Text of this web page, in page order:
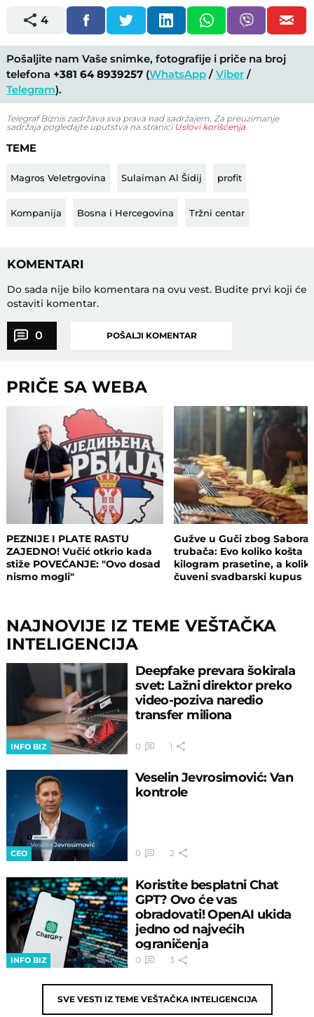
4
Pošaljite nam Vaše snimke, fotografije i priče na broj
telefona +381 64 8939257 (WhatsApp /Viber /
Telegram).
Telegraf Biznis zadržava sva prava nad sadržajem. Za preuzimanje
sadržaja pogledajte uputstva na stranici Uslovi korišćenja
TEME
Magros Veletrgovina Sulaiman Al Šidij profit
Kompanija Bosna i Hercegovina Tržni centar
KOMENTARI
Do sada nije bilo komentara na ovu vest. Budite prvi koji će
ostaviti komentar.
0 POŠALJI KOMENTAR
PRIČE SA WEBA
PEZNIJE I PLATE RASTU
ZAJEDNO! Vučić otkrio kada
stiže POVEĆANJE: "Ovo dosad
nismo mogli"
Gužve u Guči zbog Sabora
trubača: Evo koliko košta
kilogram prasetine, a
čuveni svadbarski kupus
NAJNOVIJE IZ TEME VEŠTAČKA
INTELIGENCIJA
INFO BIZ
Deepfake prevara šokirala
svet: Lažni direktor preko
video-poziva naredio
transfer miliona
0 1
CEO
Veselin Jevrosimović: Van
kontrole
0 2
INFO BIZ
Koristite besplatni Chat
GPT? Ovo će vas
obradovati! OpenAI ukida
jedno od najvećih
ograničenja
0 3
SVE VESTI IZ TEME VEŠTAČKA INTELIGENCIJA